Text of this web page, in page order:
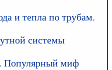
и тепла по трубам.
системы
Популярный миф